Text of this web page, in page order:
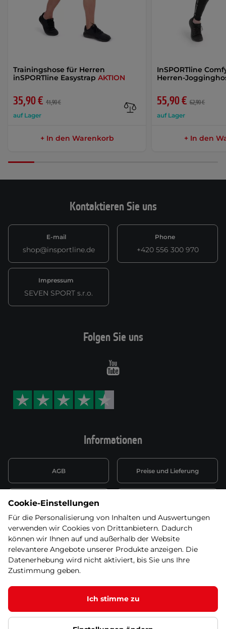
Trainingshose für Herren
inSPORTline Easystrap AKTION
35,90 € 41,90 €
auf Lager
+ In den Warenkorb
InSPORTline
Herren-
55,90 € 62,90 €
auf Lager
+ In den
Kontaktieren Sie uns
E-mail
shop@insportline.de
Phone
+420 556 300 970
Impressum
SEVEN SPORT s.r.o.
Informationen
AGB Preise und Lieferung
Datenschutzerklärung
Wiederufsbelehrung mit Link
zum Formular
Batterieentsorgung
Informationen zu Elektro-
und Elektonikgeräten
Widerruf erklären
Folgen Sie uns
Youtube
© 2026 SEVEN SPORT s.r.o Alle Rechte vorbehalten1
Cookie-Einstellungen
Für die Personalisierung von Inhalten und Auswertungen
verwenden wir Cookies von Drittanbietern. Dadurch
können wir Ihnen auf und außerhalb der Website
relevantere Angebote unserer Produkte anzeigen. Die
Datenerhebung wird nicht aktiviert, bis Sie uns Ihre
Zustimmung geben.
Ich stimme zu